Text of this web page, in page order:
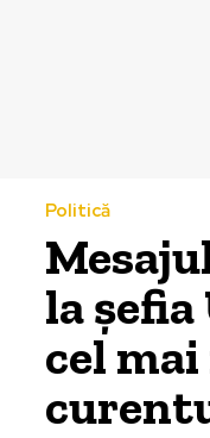
Politică
la șefia
cel